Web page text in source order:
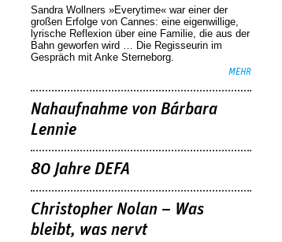
Sandra Wollners »Everytime« war einer der
großen Erfolge von Cannes: eine eigenwillige,
lyrische Reflexion über eine ­Familie, die aus der
Bahn geworfen wird … Die Regisseurin im
Gespräch mit Anke Sterneborg.
MEHR
Nahaufnahme von Bárbara
Lennie
80 Jahre DEFA
Christopher Nolan – Was
bleibt, was nervt